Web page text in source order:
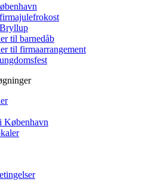
til barnedåb
til firmaarrangement
København